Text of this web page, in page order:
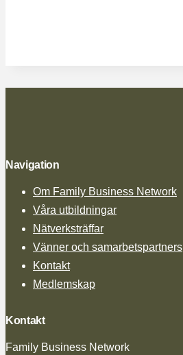
Navigation
Om Family Business Network
Våra utbildningar
Nätverksträffar
Vänner och samarbetspartners
Kontakt
Medlemskap
Kontakt
Family Business Network